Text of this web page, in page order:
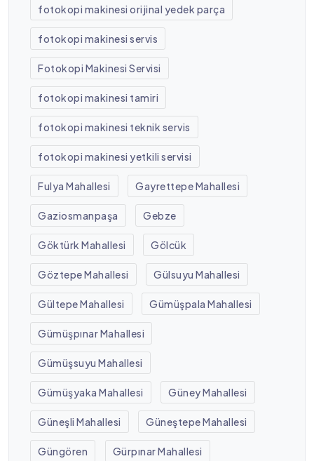
fotokopi makinesi orijinal yedek parça
fotokopi makinesi servis
Fotokopi Makinesi Servisi
fotokopi makinesi tamiri
fotokopi makinesi teknik servis
fotokopi makinesi yetkili servisi
Fulya Mahallesi Gayrettepe Mahallesi
Gaziosmanpaşa Gebze
Göktürk Mahallesi Gölcük
Göztepe Mahallesi Gülsuyu Mahallesi
Gültepe Mahallesi Gümüşpala Mahallesi
Gümüşpınar Mahallesi
Gümüşsuyu Mahallesi
Gümüşyaka Mahallesi Güney Mahallesi
Güneşli Mahallesi Güneştepe Mahallesi
Güngören Gürpınar Mahallesi